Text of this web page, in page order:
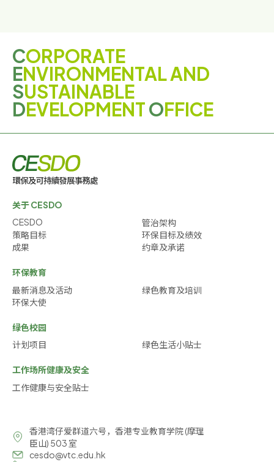
CORPORATE
ENVIRONMENTAL AND
SUSTAINABLE
DEVELOPMENTOFFICE
关于 CESDO
CESDO
管治架构
策略目标
环保目标及绩效
成果
约章及承诺
环保教育
最新消息及活动
绿色教育及培训
环保大使
绿色校园
计划项目
绿色生活小贴士
工作场所健康及安全
工作健康与安全贴士
香港湾仔爱群道六号，香港专业教育学院 (摩理
臣山) 503 室
cesdo@vtc.edu.hk